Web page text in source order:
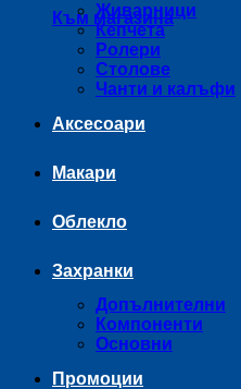
Към магазина
Живарници
Кепчета
Ролери
Столове
Чанти и калъфи
Аксесоари
Макари
Облекло
Захранки
Допълнителни
Компоненти
Основни
Промоции